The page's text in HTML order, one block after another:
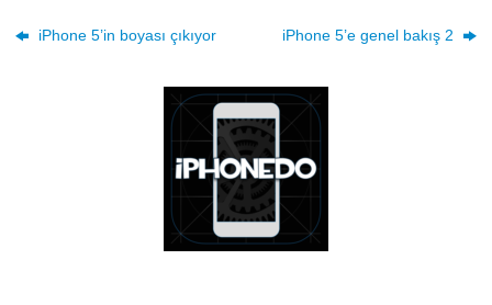
iPhone 5’in boyası çıkıyor iPhone 5’e genel bakış 2